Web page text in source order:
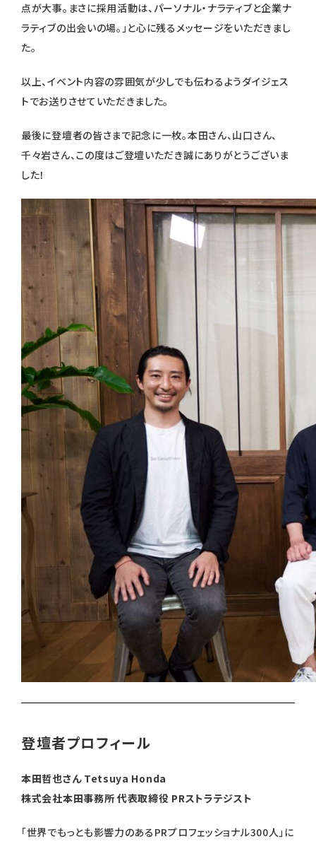
点が大事。まさに採用活動は、パーソナル・ナラティブと企業ナ
ラティブの出会いの場。」と心に残るメッセージをいただきまし
た。
以上、イベント内容の雰囲気が少しでも伝わるようダイジェス
トでお送りさせていただきました。
最後に登壇者の皆さまで記念に一枚。本田さん、山口さん、
千々岩さん、この度はご登壇いただき誠にありがとうございま
した！
登壇者プロフィール
本田哲也さん Tetsuya Honda
株式会社本田事務所 代表取締役 PRストラテジスト
「世界でもっとも影響力のあるPRプロフェッショナル300人」に